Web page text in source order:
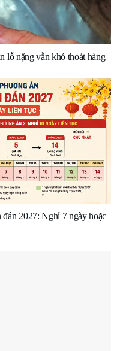
lỗ nặng vẫn khó thoát hàng
2027: Nghỉ 7 ngày hoặc